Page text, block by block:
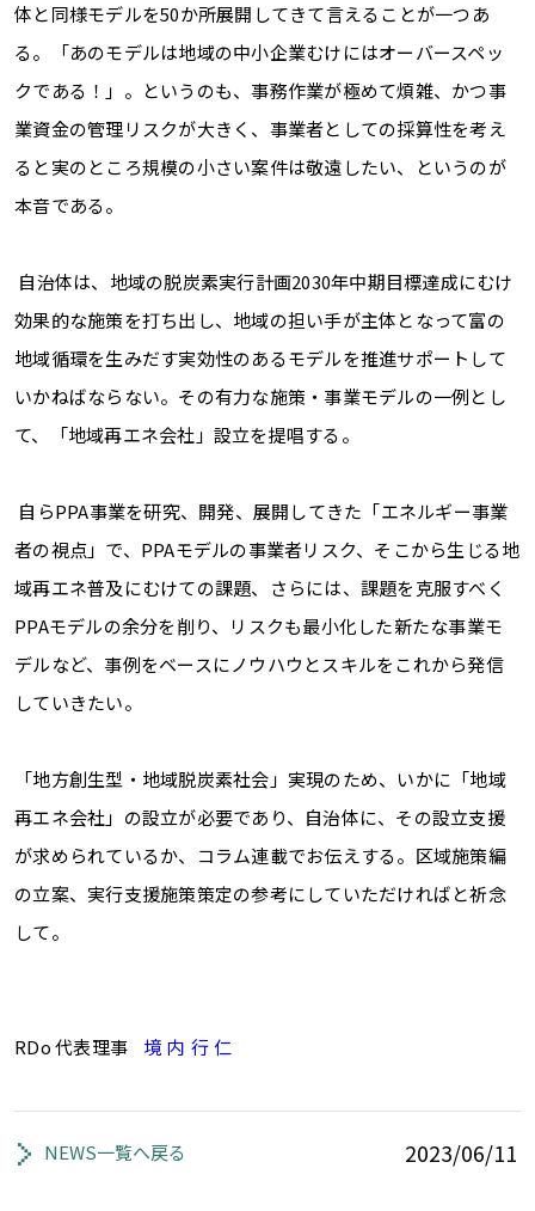
体と同様モデルを50か所展開してきて言えることが一つあ
る。「あのモデルは地域の中小企業むけにはオーバースペッ
クである！」。というのも、事務作業が極めて煩雑、かつ事
業資金の管理リスクが大きく、事業者としての採算性を考え
ると実のところ規模の小さい案件は敬遠したい、というのが
本音である。
自治体は、地域の脱炭素実行計画2030年中期目標達成にむけ
効果的な施策を打ち出し、地域の担い手が主体となって富の
地域循環を生みだす実効性のあるモデルを推進サポートして
いかねばならない。その有力な施策・事業モデルの一例とし
て、「地域再エネ会社」設立を提唱する。
自らPPA事業を研究、開発、展開してきた「エネルギー事業
者の視点」で、 PPAモデルの事業者リスク、そこから生じる地
域再エネ普及にむけての課題、さらには、課題を克服すべく
PPAモデルの余分を削り、リスクも最小化した新たな事業モ
デルなど、事例をベースにノウハウとスキルをこれから発信
していきたい。
「地方創生型・地域脱炭素社会」実現のため、いかに「地域
再エネ会社」の設立が必要であり、自治体に、その設立支援
が求められているか、コラム連載でお伝えする。区域施策編
の立案、実行支援施策策定の参考にしていただければと祈念
して。
RDo 代表理事 境 内 行 仁
NEWS一覧へ戻る 2023/06/11